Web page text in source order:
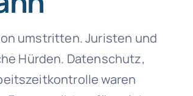
umstritten. Juristen und
Hürden. Datenschutz,
waren